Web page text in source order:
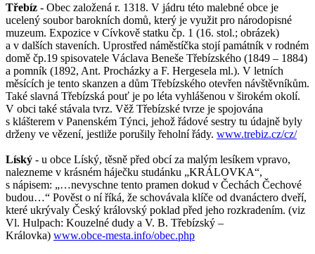
Třebíz - Obec založená r. 1318. V jádru této malebné obce je
ucelený soubor barokních domů, který je využit pro národopisné
muzeum. Expozice v Cívkově statku čp. 1 (16. stol.; obrázek)
a v dalších staveních. Uprostřed náměstíčka stojí památník v rodném
domě čp.19 spisovatele Václava Beneše Třebízského (1849 – 1884)
a pomník (1892, Ant. Procházky a F. Hergesela ml.). V letních
měsících je tento skanzen a dům Třebízského otevřen návštěvníkům.
Také slavná Třebízská pouť je po léta vyhlášenou v širokém okolí.
V obci také stávala tvrz. Věž Třebízské tvrze je spojována
s klášterem v Panenském Týnci, jehož řádové sestry tu údajně byly
drženy ve vězení, jestliže porušily řeholní řády. www.trebiz.cz/cz/
Líský - u obce Líský, těsně před obcí za malým lesíkem vpravo,
nalezneme v krásném háječku studánku „KRÁLOVKA“,
s nápisem: „…nevyschne tento pramen dokud v Čechách Čechové
budou…“ Pověst o ní říká, že schovávala klíče od dvanáctero dveří,
které ukrývaly Český královský poklad před jeho rozkradením. (viz
Vl. Hulpach: Kouzelné dudy a V. B. Třebízský –
Královka) www.obce-mesta.info/obec.php